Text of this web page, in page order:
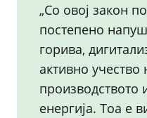
„Со овој закон
постепено
горива,
активно учество
производството
енергија. Тоа е